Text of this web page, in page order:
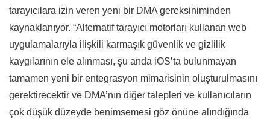
tarayıcılara izin veren yeni bir DMA gereksiniminden
kaynaklanıyor. “Alternatif tarayıcı motorları kullanan web
uygulamalarıyla ilişkili karmaşık güvenlik ve gizlilik
kaygılarının ele alınması, şu anda iOS’ta bulunmayan
tamamen yeni bir entegrasyon mimarisinin oluşturulmasını
gerektirecektir ve DMA’nın diğer talepleri ve kullanıcıların
çok düşük düzeyde benimsemesi göz önüne alındığında